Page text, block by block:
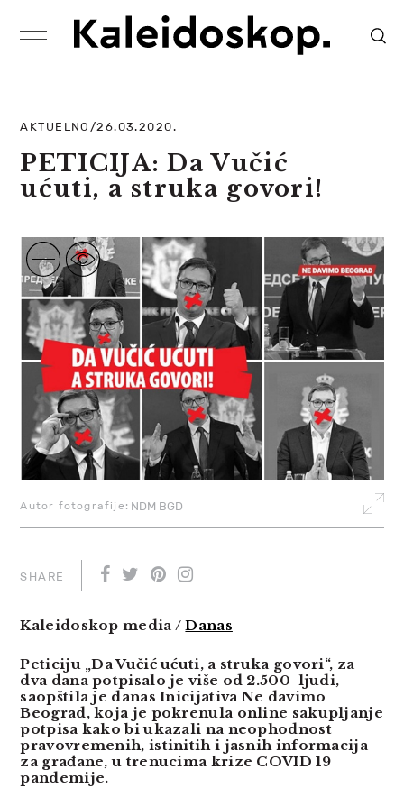
AKTUELNO/26.03.2020.
PETICIJA: Da Vučić
ućuti, a struka govori!
NDM BGD
Autor fotografije:
SHARE
Kaleidoskop media /Danas
Peticiju „Da Vučić ućuti, a struka govori“, za
dva dana potpisalo je više od 2.500 ljudi,
saopštila je danas Inicijativa Ne davimo
Beograd, koja je pokrenula online sakupljanje
potpisa kako bi ukazali na neophodnost
pravovremenih, istinitih i jasnih informacija
za građane, u trenucima krize COVID 19
pandemije.